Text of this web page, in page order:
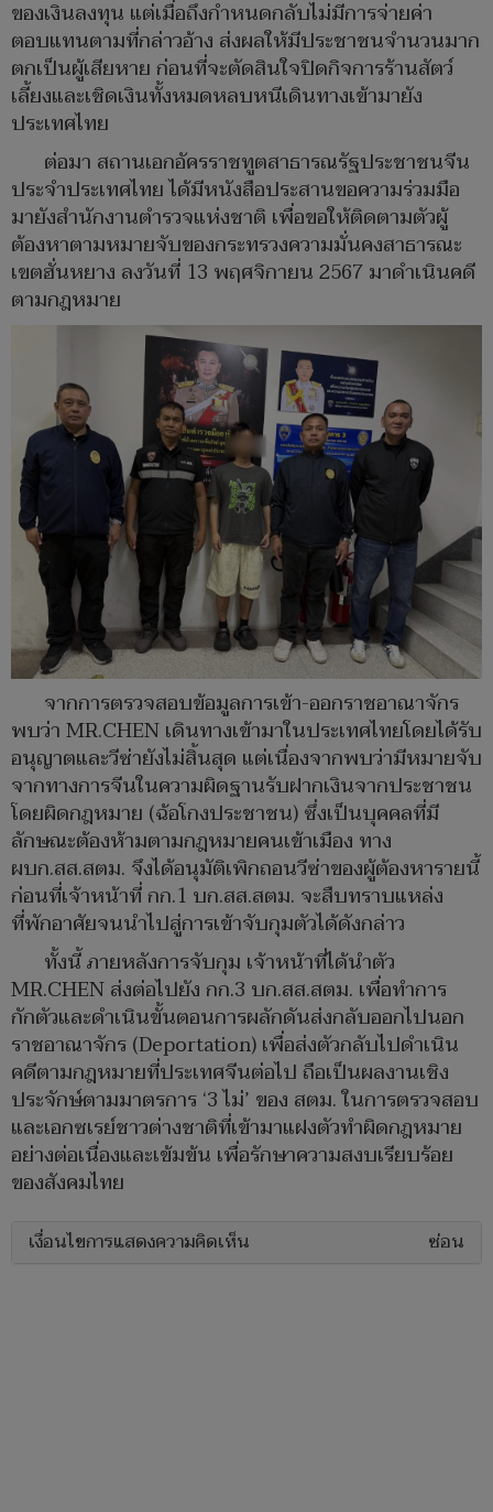
ของเงินลงทุน แต่เมื่อถึงกำหนดกลับไม่มีการจ่ายค่า
ตอบแทนตามที่กล่าวอ้าง ส่งผลให้มีประชาชนจำนวนมาก
ตกเป็นผู้เสียหาย ก่อนที่จะตัดสินใจปิดกิจการร้านสัตว์
เลี้ยงและเชิดเงินทั้งหมดหลบหนีเดินทางเข้ามายัง
ประเทศไทย
ต่อมา สถานเอกอัครราชทูตสาธารณรัฐประชาชนจีน
ประจำประเทศไทย ได้มีหนังสือประสานขอความร่วมมือ
มายังสำนักงานตำรวจแห่งชาติ เพื่อขอให้ติดตามตัวผู้
ต้องหาตามหมายจับของกระทรวงความมั่นคงสาธารณะ
เขตฮั่นหยาง ลงวันที่ 13 พฤศจิกายน 2567 มาดำเนินคดี
ตามกฎหมาย
จากการตรวจสอบข้อมูลการเข้า-ออกราชอาณาจักร
พบว่า MR.CHEN เดินทางเข้ามาในประเทศไทยโดยได้รับ
อนุญาตและวีซ่ายังไม่สิ้นสุด แต่เนื่องจากพบว่ามีหมายจับ
จากทางการจีนในความผิดฐานรับฝากเงินจากประชาชน
โดยผิดกฎหมาย (ฉ้อโกงประชาชน) ซึ่งเป็นบุคคลที่มี
ลักษณะต้องห้ามตามกฎหมายคนเข้าเมือง ทาง
ผบก.สส.สตม. จึงได้อนุมัติเพิกถอนวีซ่าของผู้ต้องหารายนี้
ก่อนที่เจ้าหน้าที่ กก.1 บก.สส.สตม. จะสืบทราบแหล่ง
ที่พักอาศัยจนนำไปสู่การเข้าจับกุมตัวได้ดังกล่าว
ทั้งนี้ ภายหลังการจับกุม เจ้าหน้าที่ได้นำตัว
MR.CHEN ส่งต่อไปยัง กก.3 บก.สส.สตม. เพื่อทำการ
กักตัวและดำเนินขั้นตอนการผลักดันส่งกลับออกไปนอก
ราชอาณาจักร (Deportation) เพื่อส่งตัวกลับไปดำเนิน
คดีตามกฎหมายที่ประเทศจีนต่อไป ถือเป็นผลงานเชิง
ประจักษ์ตามมาตรการ ‘3 ไม่’ ของ สตม. ในการตรวจสอบ
และเอกซเรย์ชาวต่างชาติที่เข้ามาแฝงตัวทำผิดกฎหมาย
อย่างต่อเนื่องและเข้มข้น เพื่อรักษาความสงบเรียบร้อย
ของสังคมไทย
เงื่อนไขการแสดงความคิดเห็น ซ่อน